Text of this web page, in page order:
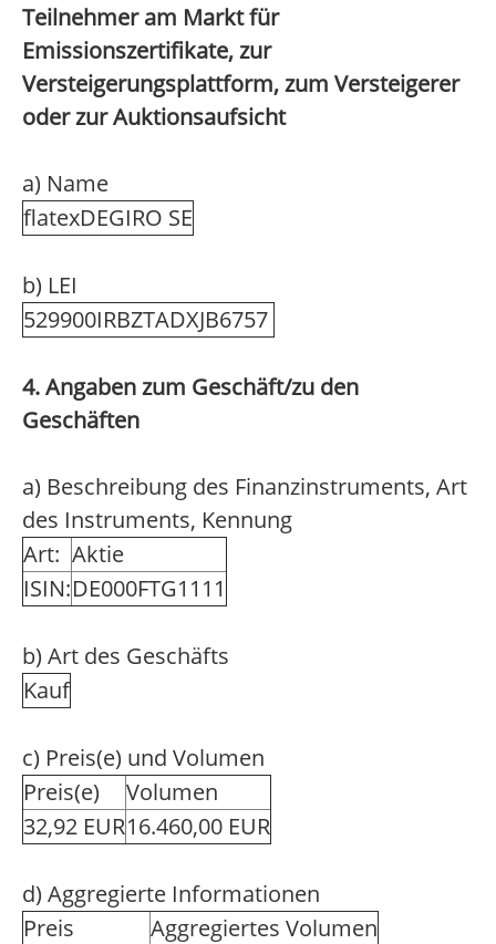
Teilnehmer am Markt für
Emissionszertifikate, zur
Versteigerungsplattform, zum Versteigerer
oder zur Auktionsaufsicht
a) Name
flatexDEGIRO SE
b) LEI
529900IRBZTADXJB6757
4. Angaben zum Geschäft/zu den
Geschäften
a) Beschreibung des Finanzinstruments, Art
des Instruments, Kennung
Art: Aktie
ISIN:DE000FTG1111
b) Art des Geschäfts
Kauf
c) Preis(e) und Volumen
Preis(e)
Volumen
32,92 EUR16.460,00 EUR
d) Aggregierte Informationen
Preis
Aggregiertes Volumen